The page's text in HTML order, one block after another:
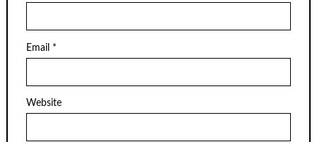
Email *
Website